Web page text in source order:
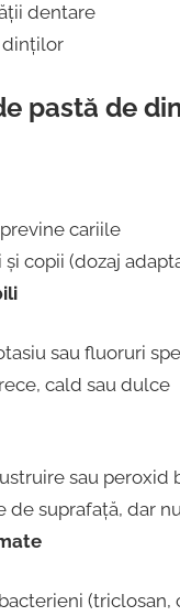
dentare
dinților
pastă de
cariile
copii (dozaj
sau fluoruri
cald sau dulce
sau peroxid
de suprafață, dar
(triclosan,